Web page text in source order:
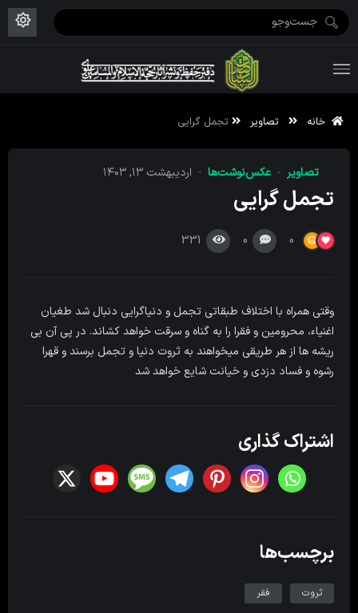
خانه تصاویر تجمل گرایی
تصاویر عکس‌نوشت‌ها اردیبهشت ۱۳, ۱۴۰۳
تجمل گرایی
0
0
331
وقتی همراه با اختلاف طبقاتی تجمل و دنیاگرایی دنبال شد طغیان
اغنیاء، محرومین و فقرا را به گناه و سرقت خواهد کشاند. در پی آن بی
ریشه ها از هر طریقی میخواهند به ثروت دنیا و تجمل برسند و قهرا
رشوه و فساد دزدی و خیانت شایع خواهد شد
اشتراک گذاری
برچسب‌ها
ثروت فقر